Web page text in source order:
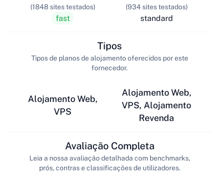
(1848 sites testados)
fast
(934 sites testados)
standard
Alojamento Web,
VPS
Tipos
Tipos de planos de alojamento oferecidos por este
fornecedor.
Alojamento Web,
VPS, Alojamento
Revenda
Avaliação Completa
Leia a nossa avaliação detalhada com benchmarks,
prós, contras e classificações de utilizadores.